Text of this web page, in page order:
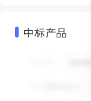
中标产品